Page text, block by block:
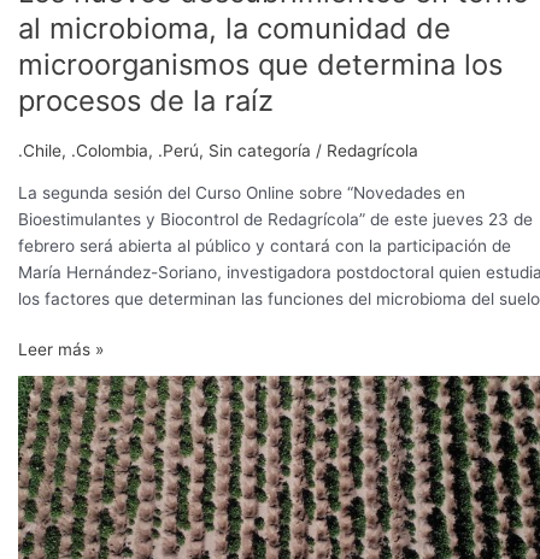
al microbioma, la comunidad de
microorganismos que determina los
procesos de la raíz
.Chile, .Colombia, .Perú, Sin categoría / Redagrícola
La segunda sesión del Curso Online sobre “Novedades en
Bioestimulantes y Biocontrol de Redagrícola” de este jueves 23 de
febrero será abierta al público y contará con la participación de
María Hernández-Soriano, investigadora postdoctoral quien
los factores que determinan las funciones del microbioma del
de
microorganismos
que
los
procesos
la
raíz
Leer más »
Las
herramientas
de
Innovak
Global
para
los